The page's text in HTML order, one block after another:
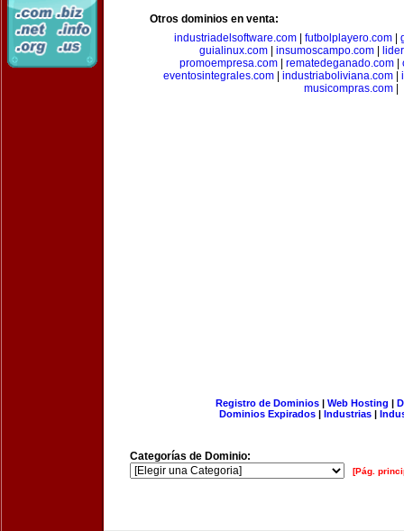
Otros dominios en venta:
industriadelsoftware.com| futbolplayero.com|
guialinux.com
insumoscampo.com
promoempresa.com| rematedeganado.com|
eventosintegrales.com| industriaboliviana.com|
musicompras.com|
Registro de Dominios| Web Hosting |
Dominios Expirados | Industrias |
Categorías de Dominio:
[Pág.